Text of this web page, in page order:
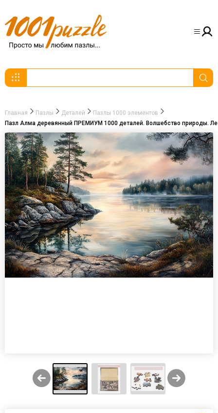
Главная Пазлы Деталей
Пазлы 1000 элементов
Пазл Алма деревянный ПРЕМИУМ 1000 деталей. Волшебство природы.